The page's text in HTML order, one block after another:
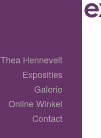
Thea Hennevelt
Exposities
Galerie
Online Winkel
Contact